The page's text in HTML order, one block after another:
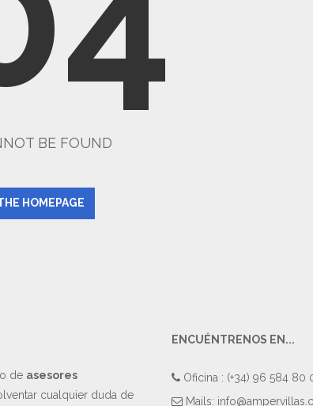
BE FOUND
HOMEPAGE
de asesores
cualquier duda de
ENCUÉNTRENOS EN...
Oficina : (+34) 96 584 80
Mails: